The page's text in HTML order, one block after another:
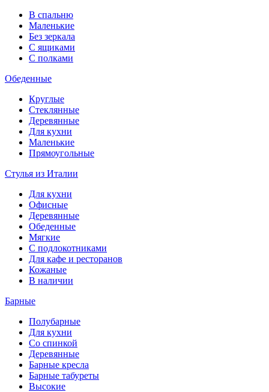
В спальню
Маленькие
Без зеркала
С ящиками
С полками
Обеденные
Круглые
Стеклянные
Деревянные
Для кухни
Маленькие
Прямоугольные
Стулья из Италии
Для кухни
Офисные
Деревянные
Обеденные
Мягкие
С подлокотниками
Для кафе и ресторанов
Кожаные
В наличии
Барные
Полубарные
Для кухни
Со спинкой
Деревянные
Барные кресла
Барные табуреты
Высокие